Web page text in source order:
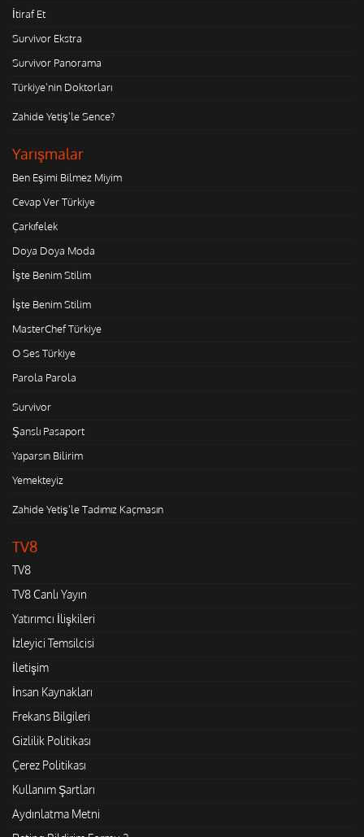
İtiraf Et
Survivor Ekstra
Survivor Panorama
Türkiye'nin Doktorları
Zahide Yetiş'le Sence?
Yarışmalar
Ben Eşimi Bilmez Miyim
Cevap Ver Türkiye
Çarkıfelek
Doya Doya Moda
İşte Benim Stilim
İşte Benim Stilim
MasterChef Türkiye
O Ses Türkiye
Parola Parola
Survivor
Şanslı Pasaport
Yaparsın Bilirim
Yemekteyiz
Zahide Yetiş'le Tadımız Kaçmasın
TV8
TV8
TV8 Canlı Yayın
Yatırımcı İlişkileri
İzleyici Temsilcisi
İletişim
İnsan Kaynakları
Frekans Bilgileri
Gizlilik Politikası
Çerez Politikası
Kullanım Şartları
Aydınlatma Metni